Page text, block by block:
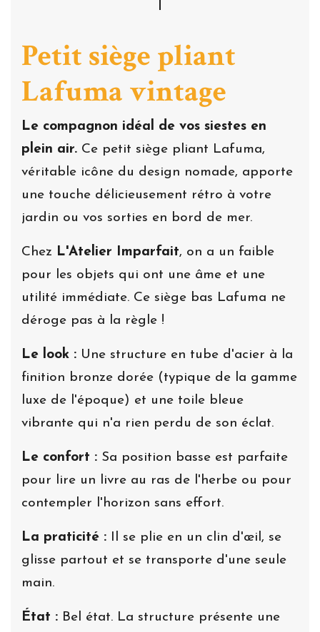
Petit siège pliant
Lafuma vintage
Le compagnon idéal de vos siestes en
plein air. Ce petit siège pliant Lafuma,
véritable icône du design nomade, apporte
une touche délicieusement rétro à votre
jardin ou vos sorties en bord de mer.
Chez L'Atelier Imparfait, on a un faible
pour les objets qui ont une âme et une
utilité immédiate. Ce siège bas Lafuma ne
déroge pas à la règle !
Le look : Une structure en tube d'acier à la
finition bronze dorée (typique de la gamme
luxe de l'époque) et une toile bleue
vibrante qui n'a rien perdu de son éclat.
Le confort : Sa position basse est parfaite
pour lire un livre au ras de l'herbe ou pour
contempler l'horizon sans effort.
La praticité : Il se plie en un clin d'œil, se
glisse partout et se transporte d'une seule
main.
État : Bel état. La structure présente une